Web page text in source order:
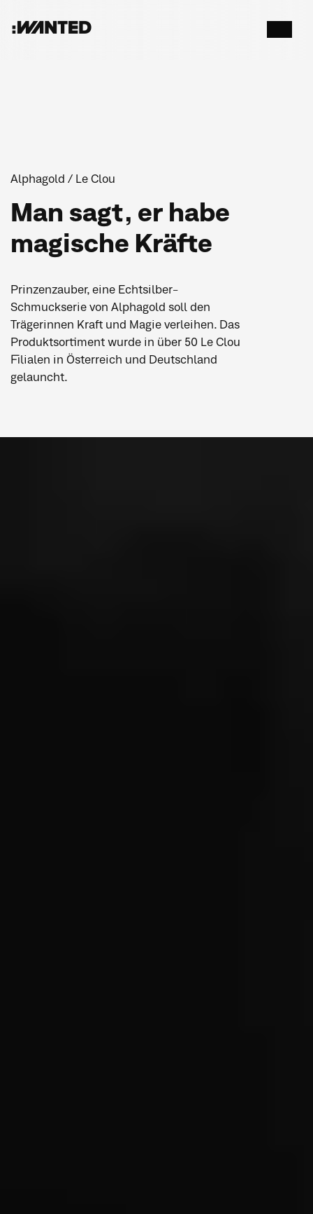
:WANTED
Alphagold / Le Clou
Man sagt, er habe
magische Kräfte
Prinzenzauber, eine Echtsilber-
Schmuckserie von Alphagold soll den
Trägerinnen Kraft und Magie verleihen. Das
Produktsortiment wurde in über 50 Le Clou
Filialen in Österreich und Deutschland
gelauncht.